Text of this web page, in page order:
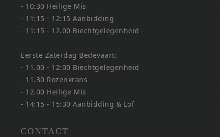
- 10:30 Heilige Mis
- 11:15 - 12:15 Aanbidding
- 11:15 - 12.00 Biechtgelegenheid
Eerste Zaterdag Bedevaart:
- 11.00 - 12:00 Biechtgelegenheid
- 11.30 Rozenkrans
- 12.00 Heilige Mis
- 14:15 - 15:30 Aanbidding & Lof
CONTACT